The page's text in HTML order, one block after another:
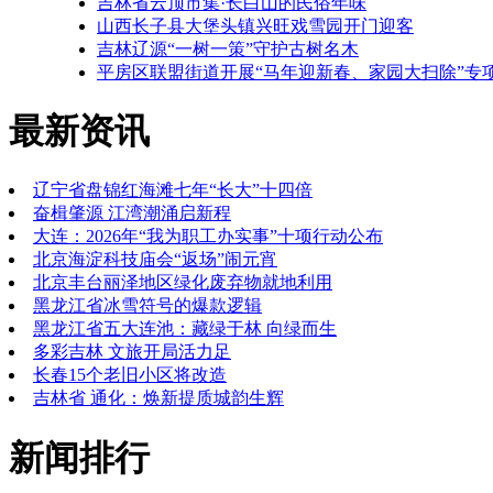
山西长子县大堡头镇兴旺戏雪园开门迎客
吉林辽源“一树一策”守护古树名木
平房区联盟街道开展“马年迎新春、家园大扫除”专
最新资讯
辽宁省盘锦红海滩七年“长大”十四倍
奋楫肇源 江湾潮涌启新程
大连：2026年“我为职工办实事”十项行动公布
北京海淀科技庙会“返场”闹元宵
北京丰台丽泽地区绿化废弃物就地利用
黑龙江省冰雪符号的爆款逻辑
黑龙江省五大连池：藏绿于林 向绿而生
多彩吉林 文旅开局活力足
长春15个老旧小区将改造
吉林省 通化：焕新提质城韵生辉
新闻排行